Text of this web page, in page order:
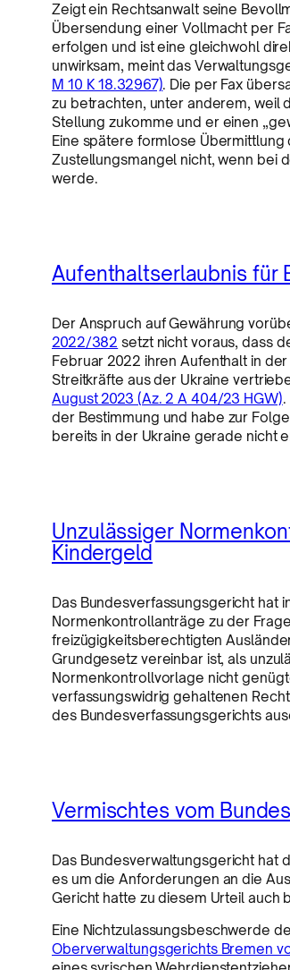
Zeigt ein Rechtsanwalt seine
Übersendung einer Vollmacht per
erfolgen und ist eine gleichwohl
unwirksam, meint das
M 10 K 18.32967). Die per Fax
zu betrachten, unter anderem, weil
Stellung zukomme und er einen
Eine spätere formlose
Zustellungsmangel nicht, wenn bei
werde.
Aufenthaltserlaubnis für
Der Anspruch auf Gewährung
2022/382 setzt nicht voraus, dass
Februar 2022 ihren Aufenthalt in
Streitkräfte aus der Ukraine
August 2023 (Az. 2 A 404/23 HGW)
der Bestimmung und habe zur
bereits in der Ukraine gerade nicht
Unzulässiger
Kindergeld
Das Bundesverfassungsgericht hat
Normenkontrollanträge zu der
freizügigkeitsberechtigten
Grundgesetz vereinbar ist, als
Normenkontrollvorlage nicht
verfassungswidrig gehaltenen
des Bundesverfassungsgerichts
Vermischtes vom
Das Bundesverwaltungsgericht hat
es um die Anforderungen an die
Gericht hatte zu diesem Urteil auch
Eine Nichtzulassungsbeschwerde
Oberverwaltungsgerichts Bremen